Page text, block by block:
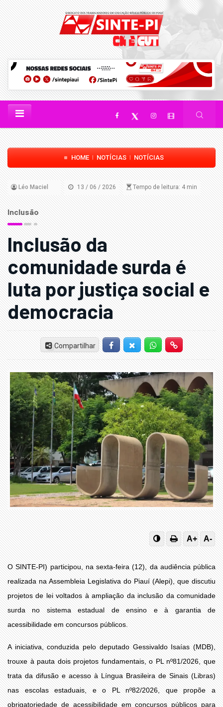
HOME NOTÍCIAS NOTÍCIAS
Léo Maciel 13 / 06 / 2026 Tempo de leitura: 4 min
Inclusão
Inclusão da
comunidade surda é
luta por justiça social e
democracia
Compartilhar FacebookTwitter-XWhatsappHiperlink
A+ A-
O SINTE-PI) participou, na sexta-feira (12), da audiência pública
realizada na Assembleia Legislativa do Piauí (Alepi), que discutiu
projetos de lei voltados à ampliação da inclusão da comunidade
surda no sistema estadual de ensino e à garantia de
acessibilidade em concursos públicos.
A iniciativa, conduzida pelo deputado Gessivaldo Isaías (MDB),
trouxe à pauta dois projetos fundamentais, o PL nº81/2026, que
trata da difusão e acesso à Língua Brasileira de Sinais (Libras)
nas escolas estaduais, e o PL nº82/2026, que propõe a
obrigatoriedade de acessibilidade em concursos públicos para